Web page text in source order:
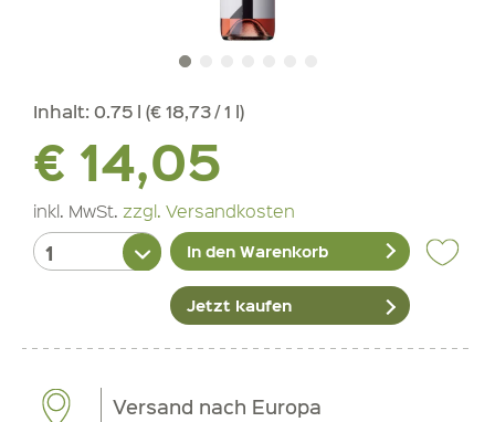
Inhalt: 0.75 l (€ 18,73 / 1 l)
€ 14,05
inkl. MwSt. zzgl. Versandkosten
In den Warenkorb
Jetzt kaufen
Versand nach Europa